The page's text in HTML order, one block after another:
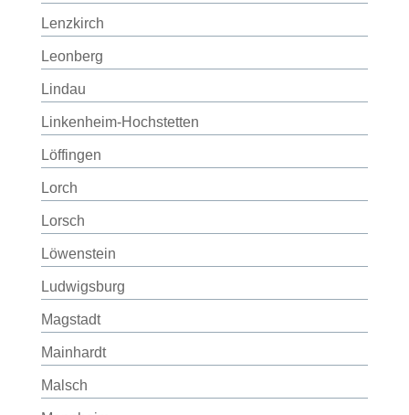
Lenzkirch
Leonberg
Lindau
Linkenheim-Hochstetten
Löffingen
Lorch
Lorsch
Löwenstein
Ludwigsburg
Magstadt
Mainhardt
Malsch